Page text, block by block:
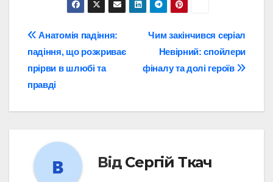
Навігація
записів
Чим закінчився серіал
Невірний: спойлери
фіналу та долі героїв
Анатомія падіння:
падіння, що розкриває
прірви в шлюбі та
правді
Від Сергій Ткач